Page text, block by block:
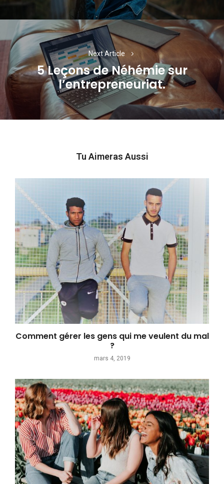
Next Article
Next
post:
5 Leçons de Néhémie sur
l’entrepreneuriat.
Tu Aimeras Aussi
Comment gérer les gens qui me veulent du mal
?
mars 4, 2019